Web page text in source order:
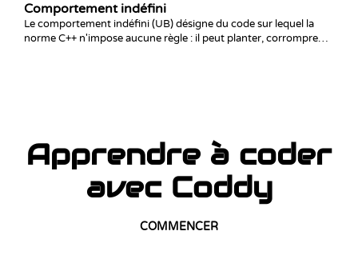
Comportement indéfini
Le comportement indéfini (UB) désigne du code sur lequel la
norme C++ n'impose aucune règle : il peut planter, corrompre
Apprendre à coder
avec Coddy
COMMENCER